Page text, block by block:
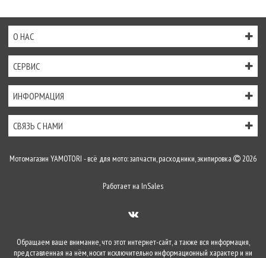
О НАС
СЕРВИС
ИНФОРМАЦИЯ
СВЯЗЬ С НАМИ
Мотомагазин YAMOTORI - всё для мото: запчасти, расходники, экипировка 2026
Работает на InSales
Обращаем ваше внимание, что этот интернет-сайт, а также вся информация,
представленная на нём, носит исключительно информационный характер и ни